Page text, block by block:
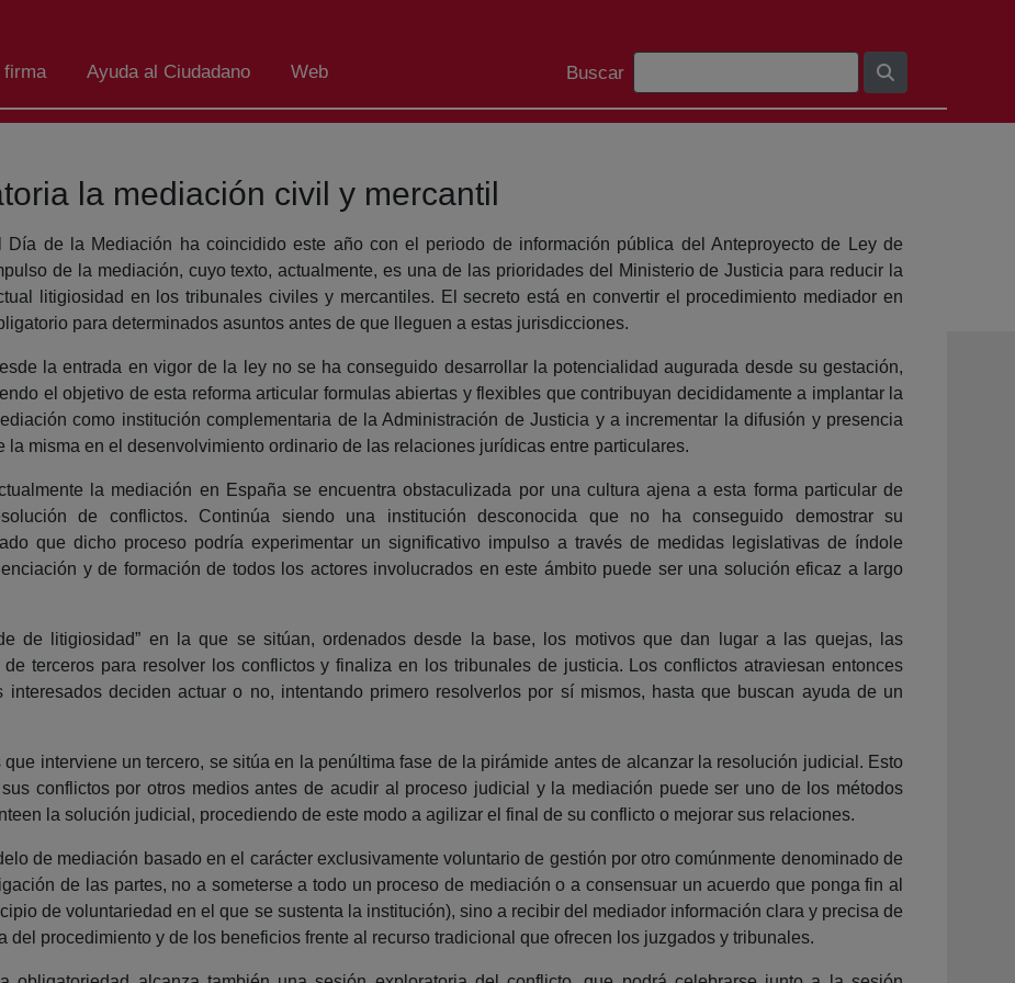
firma Ayuda al Ciudadano Web
Search Bar
Buscar
la mediación civil y mercantil
Día de la Mediación ha coincidido este año con el periodo de información pública del Anteproyecto de Ley de
de la mediación, cuyo texto, actualmente, es una de las prioridades del Ministerio de Justicia para reducir la
litigiosidad en los tribunales civiles y mercantiles. El secreto está en convertir el procedimiento mediador en
para determinados asuntos antes de que lleguen a estas jurisdicciones.
la entrada en vigor de la ley no se ha conseguido desarrollar la potencialidad augurada desde su gestación,
el objetivo de esta reforma articular formulas abiertas y flexibles que contribuyan decididamente a implantar la
como institución complementaria de la Administración de Justicia y a incrementar la difusión y presencia
la misma en el desenvolvimiento ordinario de las relaciones jurídicas entre particulares.
la mediación en España se encuentra obstaculizada por una cultura ajena a esta forma particular de
de conflictos. Continúa siendo una institución desconocida que no ha conseguido demostrar su
que dicho proceso podría experimentar un significativo impulso a través de medidas legislativas de índole
y de formación de todos los actores involucrados en este ámbito puede ser una solución eficaz a largo
de litigiosidad” en la que se sitúan, ordenados desde la base, los motivos que dan lugar a las quejas, las
terceros para resolver los conflictos y finaliza en los tribunales de justicia. Los conflictos atraviesan entonces
deciden actuar o no, intentando primero resolverlos por sí mismos, hasta que buscan ayuda de un
interviene un tercero, se sitúa en la penúltima fase de la pirámide antes de alcanzar la resolución judicial. Esto
conflictos por otros medios antes de acudir al proceso judicial y la mediación puede ser uno de los métodos
la solución judicial, procediendo de este modo a agilizar el final de su conflicto o mejorar sus relaciones.
de mediación basado en el carácter exclusivamente voluntario de gestión por otro comúnmente denominado de
de las partes, no a someterse a todo un proceso de mediación o a consensuar un acuerdo que ponga fin al
de voluntariedad en el que se sustenta la institución), sino a recibir del mediador información clara y precisa de
del procedimiento y de los beneficios frente al recurso tradicional que ofrecen los juzgados y tribunales.